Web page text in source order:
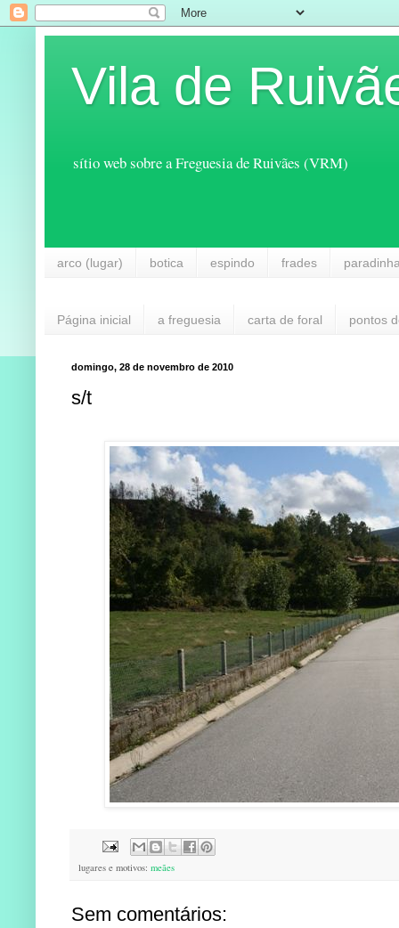
Vila de
sítio web sobre a Freguesia de Ruivães (VRM)
arco (lugar) botica espindo frades
Página inicial a freguesia carta de foral pontos
domingo, 28 de novembro de 2010
s/t
lugares e motivos: meães
Sem comentários: